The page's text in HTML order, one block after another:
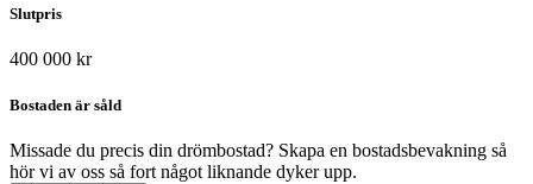
Slutpris
400 000 kr
Bostaden är såld
Missade du precis din drömbostad? Skapa en bostadsbevakning så
hör vi av oss så fort något liknande dyker upp.